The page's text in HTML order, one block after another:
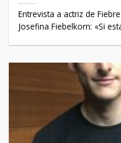
Entrevista a actriz de
Josefina Fiebelkorn: «Si